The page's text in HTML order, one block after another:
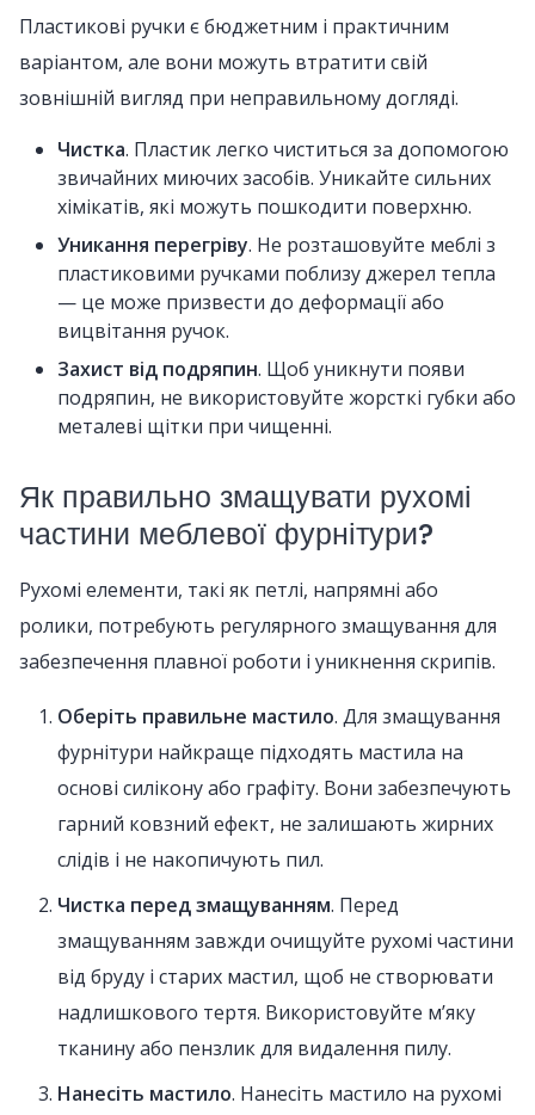
Пластикові ручки є бюджетним і практичним
варіантом, але вони можуть втратити свій
зовнішній вигляд при неправильному догляді.
Чистка. Пластик легко чиститься за допомогою
звичайних миючих засобів. Уникайте сильних
хімікатів, які можуть пошкодити поверхню.
Уникання перегріву. Не розташовуйте меблі з
пластиковими ручками поблизу джерел тепла
— це може призвести до деформації або
вицвітання ручок.
Захист від подряпин. Щоб уникнути появи
подряпин, не використовуйте жорсткі губки або
металеві щітки при чищенні.
Як правильно змащувати рухомі
частини меблевої фурнітури?
Рухомі елементи, такі як петлі, напрямні або
ролики, потребують регулярного змащування для
забезпечення плавної роботи і уникнення скрипів.
Оберіть правильне мастило. Для змащування
фурнітури найкраще підходять мастила на
основі силікону або графіту. Вони забезпечують
гарний ковзний ефект, не залишають жирних
слідів і не накопичують пил.
Чистка перед змащуванням. Перед
змащуванням завжди очищуйте рухомі частини
від бруду і старих мастил, щоб не створювати
надлишкового тертя. Використовуйте м’яку
тканину або пензлик для видалення пилу.
Нанесіть мастило. Нанесіть мастило на рухомі